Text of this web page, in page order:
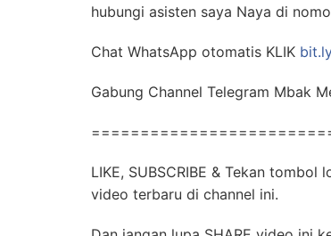
hubungi asisten saya Naya di
Chat WhatsApp otomatis KLIK
Gabung Channel Telegram Mbak
LIKE, SUBSCRIBE & Tekan
video terbaru di channel ini.